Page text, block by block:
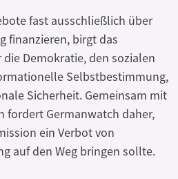
fast ausschließlich über
finanzieren, birgt das
Demokratie, den sozialen
Selbstbestimmung,
Sicherheit. Gemeinsam mit
fordert Germanwatch daher,
ein Verbot von
auf den Weg bringen sollte.